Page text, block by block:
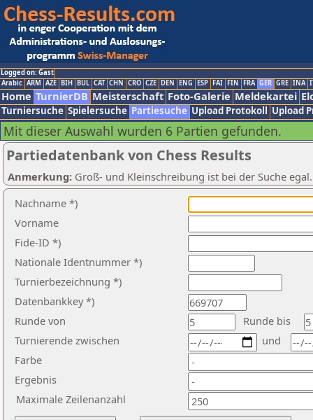
Logged on: Gast
Arabic ARM AZE BIH BUL CAT CHN CRO CZE DEN ENG ESP FAI FIN FRA GER GRE INA
Home TurnierDB Meisterschaft Foto-Galerie Meldekartei
Turniersuche Spielersuche Partiesuche Upload Protokoll Upload
Mit dieser Auswahl wurden 6 Partien gefunden.
Partiedatenbank von Chess Results
Anmerkung: Groß- und Kleinschreibung ist bei der Suche
Nachname *)
Vorname
Fide-ID *)
Nationale Identnummer *)
Turnierbezeichnung *)
Datenbankkey *)
Runde von
Runde bis
Turnierende zwischen
Farbe
Ergebnis
und
Maximale Zeilenanzahl